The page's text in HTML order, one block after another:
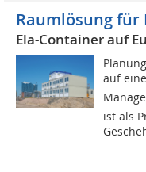
Raumlösung für
Ela-Container auf
auf
ist als